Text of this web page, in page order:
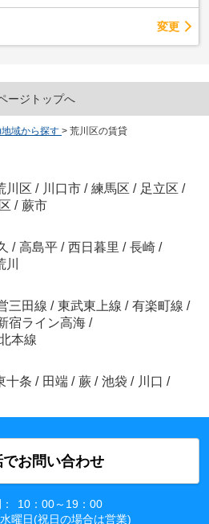
変更
ージトップへ
域から探す > 荒川区の賃貸
川区 / 川口市 / 練馬区 / 足立区 /
/ 蕨市
/ 高島平 / 西日暮里 / 長崎 /
川
三田線 / 東武東上線 / 有楽町線 /
宿ライン高海 /
本線
十条 / 田端 / 蕨 / 池袋 / 川口 /
でお問い合わせ
10：00～19：00
曜日(祝日の場合は営業)